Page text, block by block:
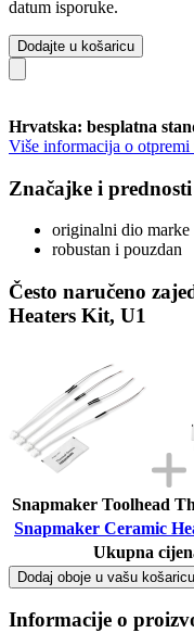
datum isporuke.
Dodajte u košaricu
Hrvatska: besplatna
Više informacija o otpremi
Značajke i prednosti
originalni dio marke
robustan i pouzdan
Često naručeno
Heaters Kit, U1
Snapmaker Toolhead
Snapmaker Ceramic
Ukupna
Dodaj oboje u vašu košaricu
Informacije o